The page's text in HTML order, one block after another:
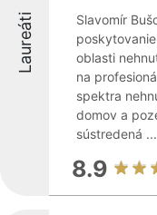
Laureáti
Slavomír
oblasti
na
spektra
domov a
sústredená ...
8.9